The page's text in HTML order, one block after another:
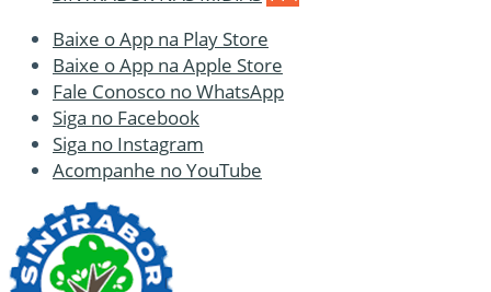
Baixe o App na Play Store
Baixe o App na Apple Store
Fale Conosco no WhatsApp
Siga no Facebook
Siga no Instagram
Acompanhe no YouTube